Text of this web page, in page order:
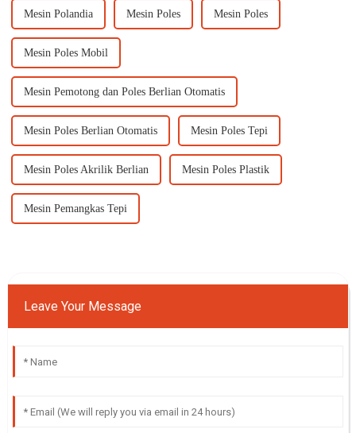
Mesin Polandia Mesin Poles Mesin Poles
Mesin Poles Mobil
Mesin Pemotong dan Poles Berlian Otomatis
Mesin Poles Berlian Otomatis Mesin Poles Tepi
Mesin Poles Akrilik Berlian Mesin Poles Plastik
Mesin Pemangkas Tepi
Leave Your Message